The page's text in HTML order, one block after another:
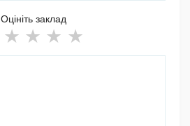
Оцініть заклад